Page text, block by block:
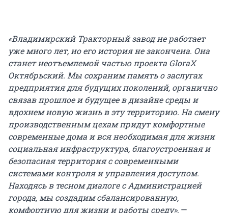
«Владимирский Тракторный завод не работает
уже много лет, но его история не закончена. Она
станет неотъемлемой частью проекта GloraX
Октябрьский. Мы сохраним память о заслугах
предприятия для будущих поколений, органично
связав прошлое и будущее в дизайне среды и
вдохнем новую жизнь в эту территорию. На смену
производственным цехам придут комфортные
современные дома и вся необходимая для жизни
социальная инфраструктура, благоустроенная и
безопасная территория с современными
системами контроля и управления доступом.
Находясь в тесном диалоге с Администрацией
города, мы создадим сбалансированную,
комфортную для жизни и работы среду», —